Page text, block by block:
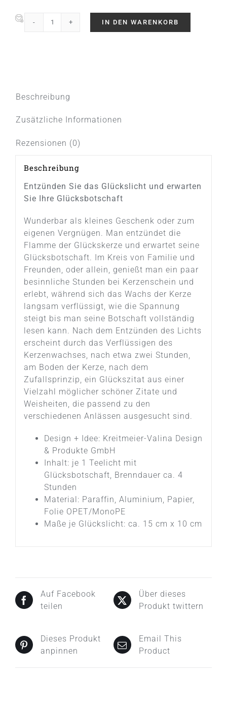
Fortunas
Fest
IN DEN WARENKORB
Beschreibung
Zusätzliche Informationen
Rezensionen (0)
Beschreibung
Entzünden Sie das Glückslicht und erwarten
Sie Ihre Glücksbotschaft
Wunderbar als kleines Geschenk oder zum
eigenen Vergnügen. Man entzündet die
Flamme der Glückskerze und erwartet seine
Glücksbotschaft. Im Kreis von Familie und
Freunden, oder allein, genießt man ein paar
besinnliche Stunden bei Kerzenschein und
erlebt, während sich das Wachs der Kerze
langsam verflüssigt, wie die Spannung
steigt bis man seine Botschaft vollständig
lesen kann. Nach dem Entzünden des Lichts
erscheint durch das Verflüssigen des
Kerzenwachses, nach etwa zwei Stunden,
am Boden der Kerze, nach dem
Zufallsprinzip, ein Glückszitat aus einer
Vielzahl möglicher schöner Zitate und
Weisheiten, die passend zu den
verschiedenen Anlässen ausgesucht sind.
Design + Idee: Kreitmeier-Valina Design
& Produkte GmbH
Inhalt: je 1 Teelicht mit
Glücksbotschaft, Brenndauer ca. 4
Stunden
Material: Paraffin, Aluminium, Papier,
Folie OPET/MonoPE
Maße je Glückslicht: ca. 15 cm x 10 cm
Auf Facebook
teilen
Über dieses
Produkt twittern
Dieses Produkt
anpinnen
Email This
Product